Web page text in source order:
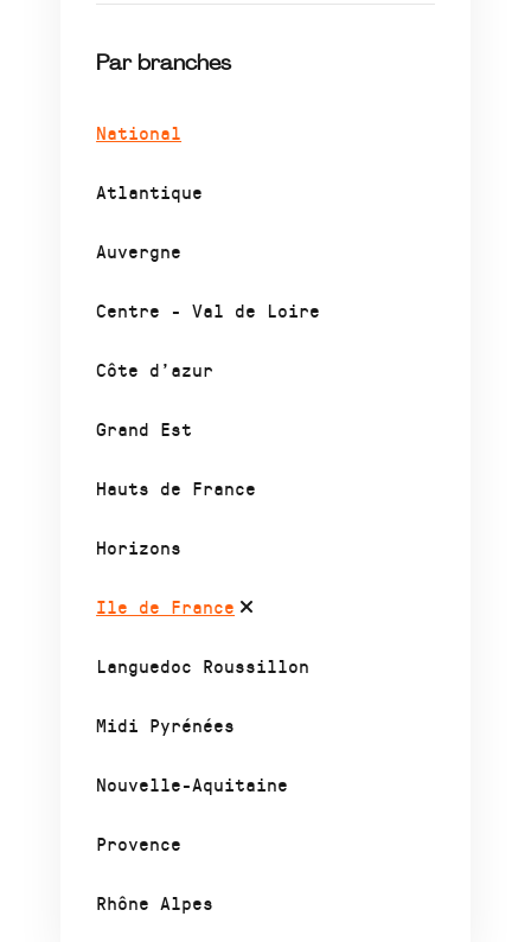
Par branches
National
Atlantique
Auvergne
Centre - Val de Loire
Côte d’azur
Grand Est
Hauts de France
Horizons
Ile de France
Languedoc Roussillon
Midi Pyrénées
Nouvelle-Aquitaine
Provence
Rhône Alpes